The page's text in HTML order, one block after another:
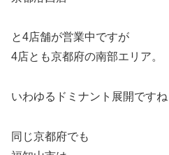
と4店舗が営業中ですが
4店とも京都府の南部エリア。
いわゆるドミナント展開ですね
同じ京都府でも